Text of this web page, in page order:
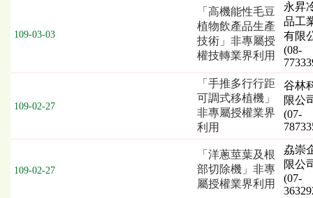
期、
項
授
業
109-03-03
「高機能性毛豆
植物飲產品生產
技術」非專屬授
權技轉業界利用
永昇
品工
有限
(08-
109-02-27
「手推多行行距
可調式移植機」
非專屬授權業界
利用
谷林
限公
(07-
109-02-27
「洋蔥莖葉及根
部切除機」非專
屬授權業界利用
劦崇
限公
(07-